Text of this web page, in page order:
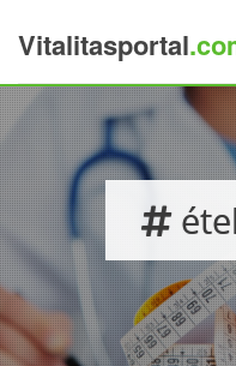
Vitalitasportal
×